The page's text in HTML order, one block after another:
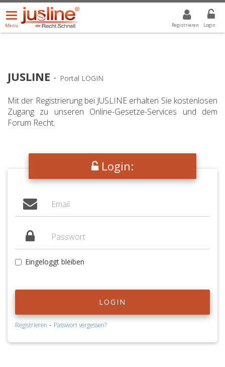
Registrieren Login
Menü
öffnen/schließen
Menü
ALLE DROPDOWN: GEWÄHLTER WERT IST ALLE
JUSLINE - Portal LOGIN
Mit der Registrierung bei JUSLINE erhalten Sie kostenlosen
Zugang zu unseren Online-Gesetze-Services und dem
Forum Recht.
Login:
Eingeloggt bleiben
LOGIN
Registrieren - Passwort vergessen?